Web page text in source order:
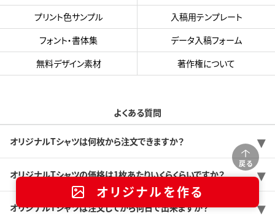
戻る
オリジナルを作る
プリント色サンプル
入稿用テンプレート
フォント・書体集
データ入稿フォーム
無料デザイン素材
著作権について
よくある質問
オリジナルTシャツは何枚から注文できますか？
オリジナルTシャツの価格は1枚あたりいくらくらいですか？
オリジナルTシャツは注文してから何日で出来ますか？